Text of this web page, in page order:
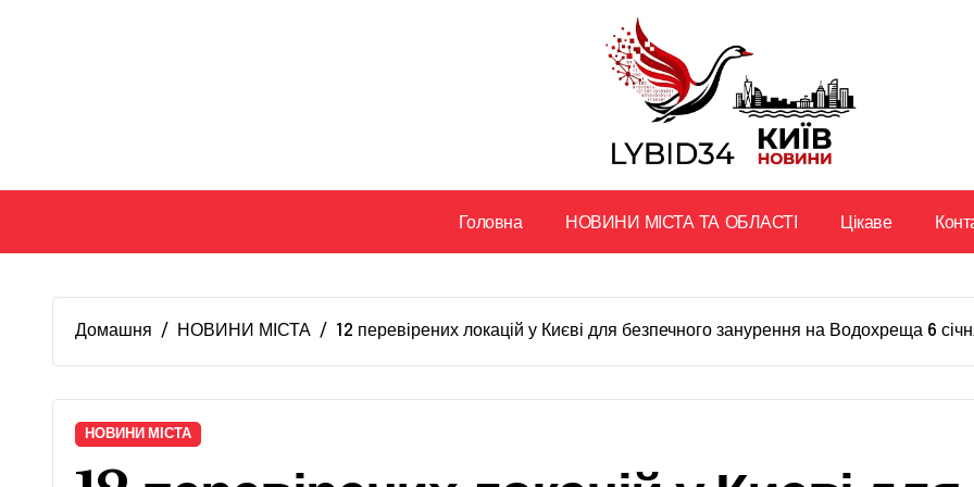
Головна НОВИНИ МІСТА ТА ОБЛАСТІ Цікаве
Домашня НОВИНИ МІСТА 12 перевірених локацій у Києві для безпечного занурення на Водохреща 6
НОВИНИ МІСТА